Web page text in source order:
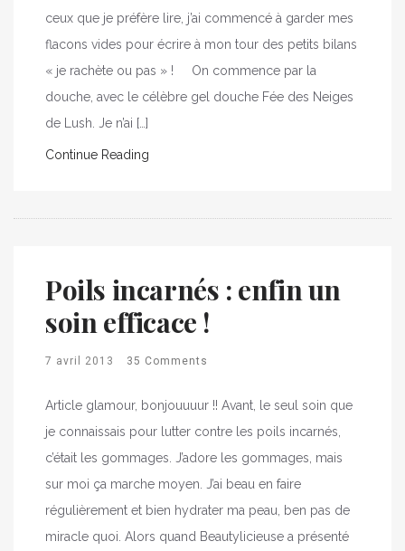
ceux que je préfère lire, j’ai commencé à garder mes
flacons vides pour écrire à mon tour des petits bilans
« je rachète ou pas » ! On commence par la
douche, avec le célèbre gel douche Fée des Neiges
de Lush. Je n’ai […]
Continue Reading
Poils incarnés : enfin un
soin efficace !
7 avril 2013 35 Comments
Article glamour, bonjouuuur !! Avant, le seul soin que
je connaissais pour lutter contre les poils incarnés,
c’était les gommages. J’adore les gommages, mais
sur moi ça marche moyen. J’ai beau en faire
régulièrement et bien hydrater ma peau, ben pas de
miracle quoi. Alors quand Beautylicieuse a présenté